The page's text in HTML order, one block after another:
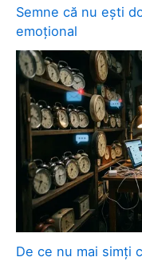
Semne că nu ești
emoțional
De ce nu mai simți